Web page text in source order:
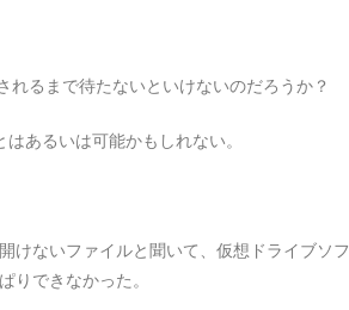
るまで待たないといけないのだろうか？
あるいは可能かもしれない。
けないファイルと聞いて、仮想ドライブソフ
りできなかった。
タ Apple製品 iMac iPad Pro iPadシリーズ
タブレット パソコン ひとりごと
か
2026年8月6日